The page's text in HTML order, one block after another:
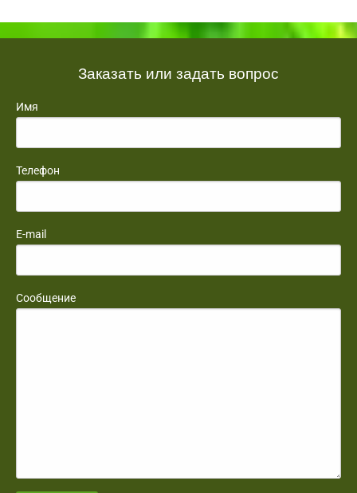
Заказать или задать вопрос
Имя
Телефон
E-mail
Сообщение